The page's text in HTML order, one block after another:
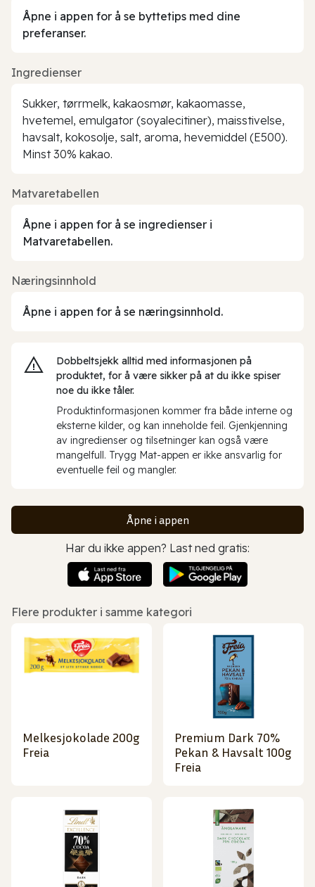
Åpne i appen for å se byttetips med dine
preferanser.
Ingredienser
Sukker, tørrmelk, kakaosmør, kakaomasse,
hvetemel, emulgator (soyalecitiner), maisstivelse,
havsalt, kokosolje, salt, aroma, hevemiddel (E500).
Minst 30% kakao.
Matvaretabellen
Åpne i appen for å se ingredienser i
Matvaretabellen.
Næringsinnhold
Åpne i appen for å se næringsinnhold.
Dobbeltsjekk alltid med informasjonen på
produktet, for å være sikker på at du ikke spiser
noe du ikke tåler.
Produktinformasjonen kommer fra både interne og
eksterne kilder, og kan inneholde feil. Gjenkjenning
av ingredienser og tilsetninger kan også være
mangelfull. Trygg Mat-appen er ikke ansvarlig for
eventuelle feil og mangler.
Åpne i appen
Har du ikke appen? Last ned gratis:
Flere produkter i samme kategori
Melkesjokolade 200g
Freia
Premium Dark 70%
Pekan & Havsalt 100g
Freia